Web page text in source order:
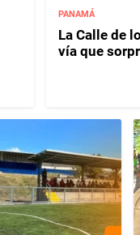
PANAMÁ
La Calle de
vía que